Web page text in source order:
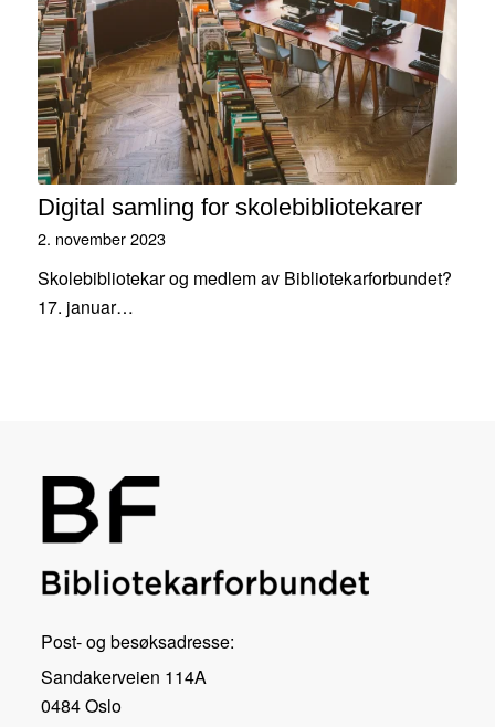
Digital samling for skolebibliotekarer
2. november 2023
Skolebibliotekar og medlem av Bibliotekarforbundet?
17. januar…
Post- og besøksadresse:
Sandakerveien 114A
0484 Oslo